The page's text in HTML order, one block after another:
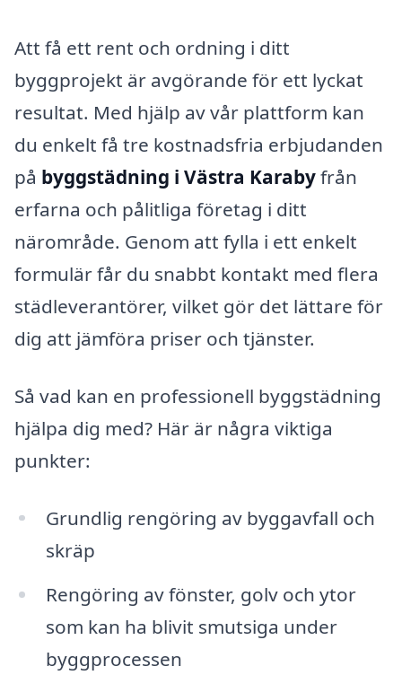
Att få ett rent och ordning i ditt
byggprojekt är avgörande för ett lyckat
resultat. Med hjälp av vår plattform kan
du enkelt få tre kostnadsfria erbjudanden
på byggstädning i Västra Karabyfrån
erfarna och pålitliga företag i ditt
närområde. Genom att fylla i ett enkelt
formulär får du snabbt kontakt med flera
städleverantörer, vilket gör det lättare för
dig att jämföra priser och tjänster.
Så vad kan en professionell byggstädning
hjälpa dig med? Här är några viktiga
punkter:
Grundlig rengöring av byggavfall och
skräp
Rengöring av fönster, golv och ytor
som kan ha blivit smutsiga under
byggprocessen